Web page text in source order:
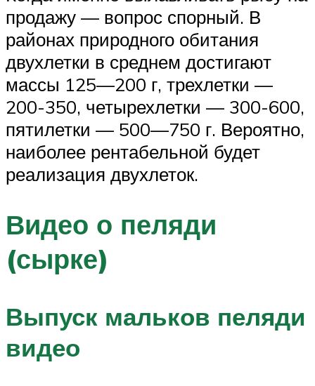
продажу — вопрос спорный. В
районах природного обитания
двухлетки в среднем достигают
массы 125—200 г, трехлетки —
200-350, четырехлетки — 300-600,
пятилетки — 500—750 г. Вероятно,
наиболее рентабельной будет
реализация двухлеток.
Видео о пеляди
(сырке)
Выпуск мальков пеляди
видео